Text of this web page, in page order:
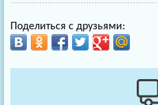
Поделиться с друзьями: